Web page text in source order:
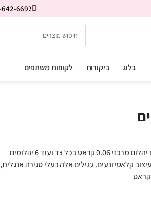
642-6692
בלוג ביקורות לקוחות משתפים
עגילי יהלום נתלים אלגנטיים ועדינים משובצים יהלום מרכזי 0.06 קראט בכל צד ועוד 6 יהלומים
קלאסי ונעים. עגילים אלה בעלי סגירה אנגלית,